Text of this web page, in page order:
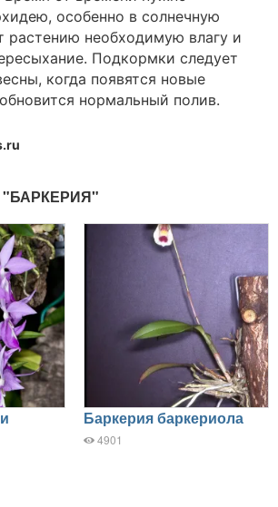
особенно в солнечную
растению необходимую влагу и
Подкормки следует
когда появятся новые
нормальный полив.
Баркерия баркериола
4901